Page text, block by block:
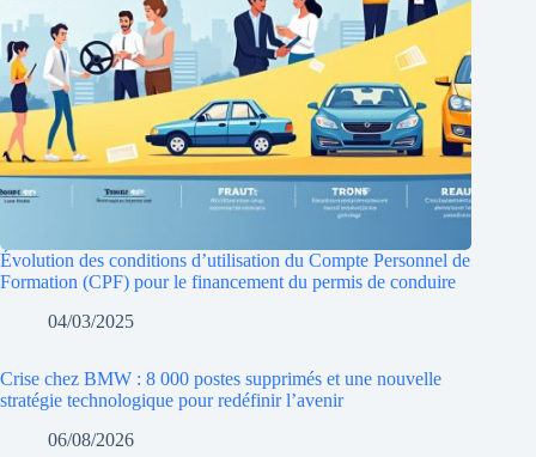
Évolution des conditions d’utilisation du Compte Personnel de
Formation (CPF) pour le financement du permis de conduire
04/03/2025
Crise chez BMW : 8 000 postes supprimés et une nouvelle
stratégie technologique pour redéfinir l’avenir
06/08/2026